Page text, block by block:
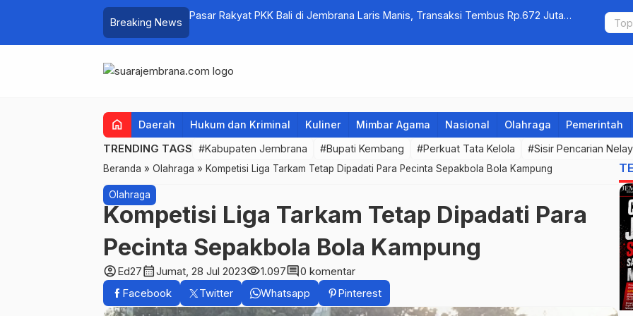
Breaking News
Pasar Rakyat PKK Bali di Jembrana Laris Manis, Transaksi Tembus Rp.672 Juta
Kelola
Warga Sri
home Daerah Hukum dan Kriminal Kuliner Mimbar Agama Nasional Olahraga Pemerintah
TRENDING TAGS #Kabupaten Jembrana #Bupati Kembang #Perkuat Tata Kelola #Sisir Pencarian
Beranda » Olahraga » Kompetisi Liga Tarkam Tetap Dipadati Para Pecinta Sepakbola Bola Kampung
Olahraga
Kompetisi Liga Tarkam Tetap Dipadati Para
Pecinta Sepakbola Bola Kampung
account_circleEd27calendar_monthJumat, 28 Jul 2023visibility1.097comment0 komentar
Facebook
Twitter Whatsapp Pinterest